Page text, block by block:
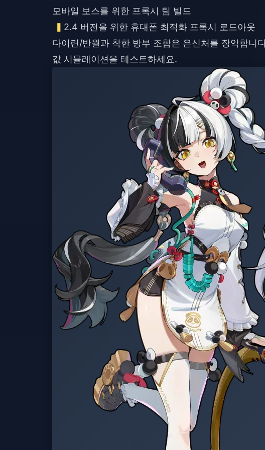
모바일 보스를 위한 프록시 팀 빌드
2.4 버전을 위한 휴대폰 최적화 프록시 로드아웃
다이린/반월과 착한 방부 조합은 은신처를 장악합
값 시뮬레이션을 테스트하세요.